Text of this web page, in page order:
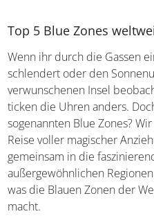
Einfache Regeln für ein
Top 5 Blue Zones
Wenn ihr durch die Gassen
Bergdorfes schlendert oder
einer verwunschenen Insel
Hier ticken die Uhren anders.
sogenannten Blue Zones?
Reise voller magischer
gemeinsam in die
außergewöhnlichen